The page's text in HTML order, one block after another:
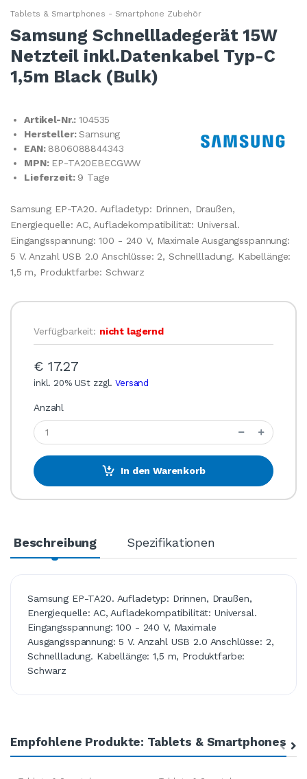
Tablets & Smartphones - Smartphone Zubehör
Samsung Schnellladegerät 15W
Netzteil inkl.Datenkabel Typ-C
1,5m Black (Bulk)
Artikel-Nr.:104535
Hersteller:Samsung
EAN: 8806088844343
MPN: EP-TA20EBECGWW
Lieferzeit: 9 Tage
Samsung EP-TA20. Aufladetyp: Drinnen, Draußen,
Energiequelle: AC, Aufladekompatibilität: Universal.
Eingangsspannung: 100 - 240 V, Maximale Ausgangsspannung:
5 V. Anzahl USB 2.0 Anschlüsse: 2, Schnellladung. Kabellänge:
1,5 m, Produktfarbe: Schwarz
Verfügbarkeit: nicht lagernd
€ 17.27
inkl. 20% USt zzgl.Versand
Anzahl
In den Warenkorb
Beschreibung Spezifikationen
Samsung EP-TA20. Aufladetyp: Drinnen, Draußen,
Energiequelle: AC, Aufladekompatibilität: Universal.
Eingangsspannung: 100 - 240 V, Maximale
Ausgangsspannung: 5 V. Anzahl USB 2.0 Anschlüsse: 2,
Schnellladung. Kabellänge: 1,5 m, Produktfarbe:
Schwarz
Empfohlene Produkte: Tablets & Smartphones